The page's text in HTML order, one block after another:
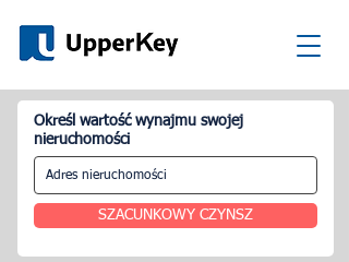
Określ wartość wynajmu swojej
nieruchomości
SZACUNKOWY CZYNSZ